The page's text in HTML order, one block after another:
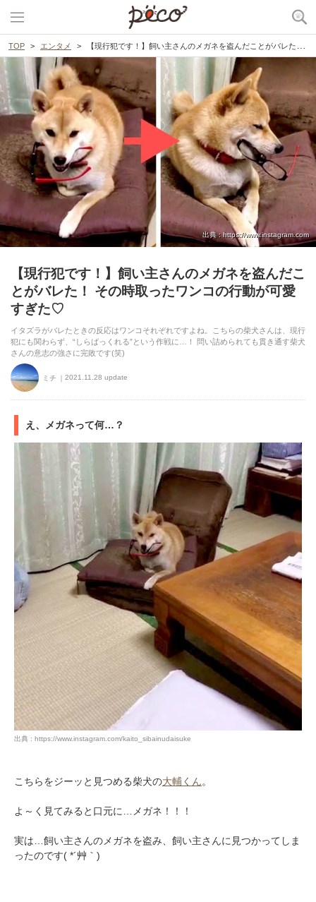
TOP エンタメ 【現行犯です！】飼い主さんのメガネを盗んだことがバレた！ その時取ったワンコの行動が可愛すぎた♡
出典 : https://www.instagram.com
【現行犯です！】飼い主さんのメガネを盗んだこ
とがバレた！ その時取ったワンコの行動が可愛
すぎた♡
イタズラがバレたときの反応はワンコそれぞれですよね。こちらの柴犬さんは、現行
犯にも関わらず、“しらばっくれる”という作戦に…！ 問い詰められても貫き通す柴犬
さんの意志の強さに完敗です(笑)
ミチ 2021.11.28 update
え、メガネって何…？
出典 : https://www.instagram.com/kaito_sibainudaisuke
こちらをジーッと見つめる柴犬の大輔くん。
よ～く見てみると口元に…メガネ！！！
実は…飼い主さんのメガネを盗み、飼い主さんに見つかってしま
ったのです( *´艸｀)